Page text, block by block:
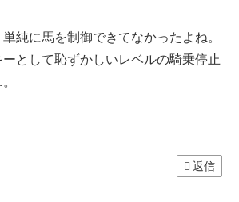
純に馬を制御できてなかったよね。
として恥ずかしいレベルの騎乗停止
返信